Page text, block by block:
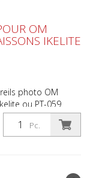
Pc.
OM
IKELITE
photo OM
ou PT-059
coule...